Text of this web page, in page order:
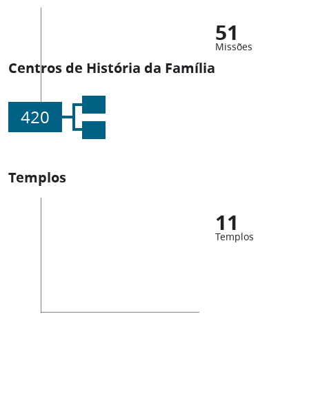
51
Missões
Centros de História da Família
420
Templos
11
Templos